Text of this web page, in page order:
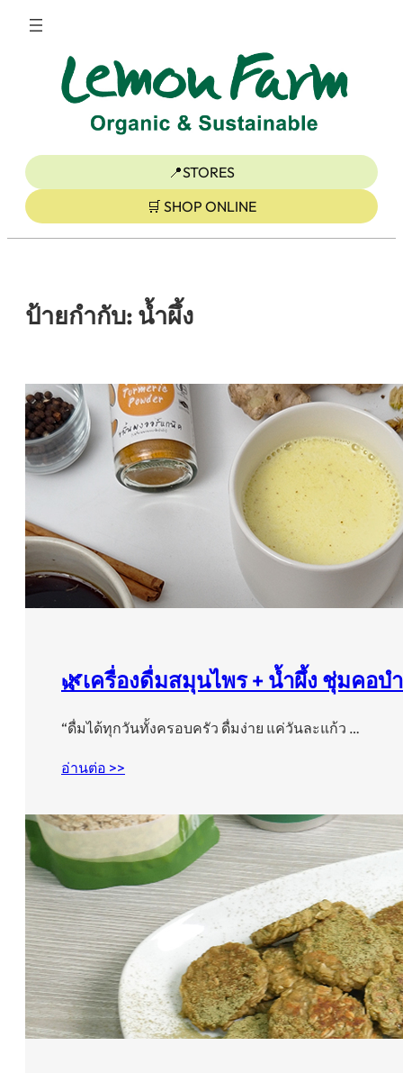
ข้าม
📍STORES
🛒 SHOP ONLINE
ป้ายกำกับ: นํ้าผึ้ง
🌿เครื่องดื่มสมุนไพร + น้ำผึ้ง ชุ่มคอบ
“ดื่มได้ทุกวันทั้งครอบครัว ดื่มง่าย แค่วันละแก้ว …
อ่านต่อ >>